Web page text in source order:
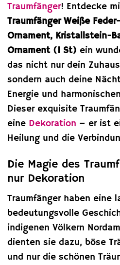
Traumfänger! Entdecke
Traumfänger Weiße
Ornament, Kristallstein-
Ornament (1 St) ein
das nicht nur dein
sondern auch deine
Energie und
Dieser exquisite
eine Dekoration – er ist
Heilung und die
Die Magie des
nur Dekoration
Traumfänger haben eine
bedeutungsvolle
indigenen Völkern
dienten sie dazu, böse
und nur die schönen